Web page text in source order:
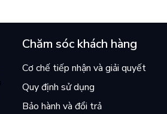
Chăm sóc khách hàng
Cơ chế tiếp nhận và giải quyết
Quy định sử dụng
Bảo hành và đổi trả